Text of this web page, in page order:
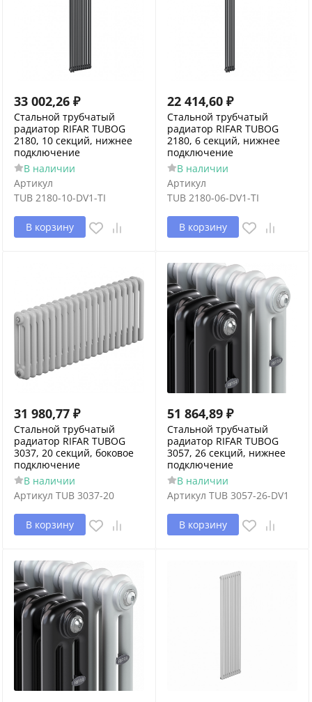
33 002,26 ₽
Стальной трубчатый
радиатор RIFAR TUBOG
2180, 10 секций, нижнее
подключение
В наличии
Артикул
TUB 2180-10-DV1-TI
В корзину
22 414,60 ₽
Стальной трубчатый
радиатор RIFAR TUBOG
2180, 6 секций, нижнее
подключение
В наличии
Артикул
TUB 2180-06-DV1-TI
В корзину
31 980,77 ₽
Стальной трубчатый
радиатор RIFAR TUBOG
3037, 20 секций, боковое
подключение
В наличии
Артикул TUB 3037-20
В корзину
51 864,89 ₽
Стальной трубчатый
радиатор RIFAR TUBOG
3057, 26 секций, нижнее
подключение
В наличии
Артикул TUB 3057-26-DV1
В корзину